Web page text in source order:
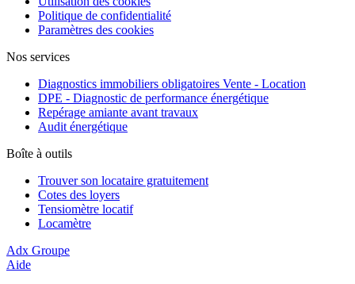
Politique de confidentialité
Paramètres des cookies
Nos services
Diagnostics immobiliers obligatoires Vente - Location
DPE - Diagnostic de performance énergétique
Repérage amiante avant travaux
Audit énergétique
Boîte à outils
Trouver son locataire gratuitement
Cotes des loyers
Tensiomètre locatif
Locamètre
Adx Groupe
Aide